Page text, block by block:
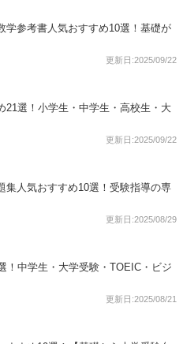
学参考書人気おすすめ10選！基礎が
更新日:2025/09/22
21選！小学生・中学生・高校生・大
更新日:2025/09/22
集人気おすすめ10選！受験指導の専
更新日:2025/08/29
！中学生・大学受験・TOEIC・ビジ
更新日:2025/08/21